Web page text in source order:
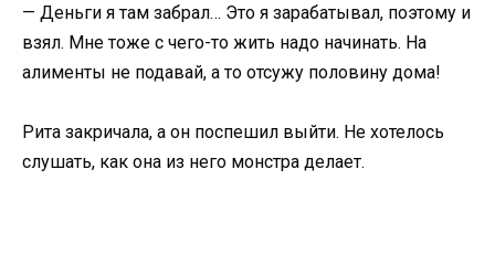
— Деньги я там забрал… Это я зарабатывал, поэтому и
взял. Мне тоже с чего-то жить надо начинать. На
алименты не подавай, а то отсужу половину дома!
Рита закричала, а он поспешил выйти. Не хотелось
слушать, как она из него монстра делает.